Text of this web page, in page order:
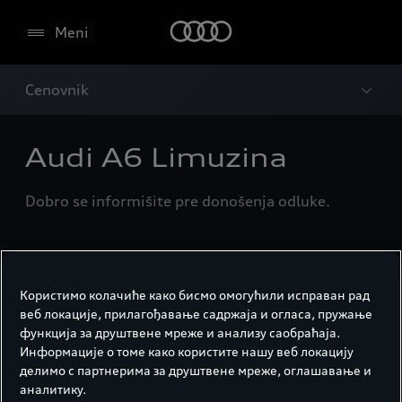
Meni
Cenovnik
Audi A6 Limuzina
Dobro se informišite pre donošenja odluke.
Preuzmite cenovnik
Brza preražite informacije ili ih sami
odštampajte.
Cenovnik za pregled i preuzimanje u PDF formatu
Користимо колачиће како бисмо омогућили исправан рад
веб локације, прилагођавање садржаја и огласа, пружање
функција за друштвене мреже и анализу саобраћаја.
Информације о томе како користите нашу веб локацију
делимо с партнерима за друштвене мреже, оглашавање и
аналитику.